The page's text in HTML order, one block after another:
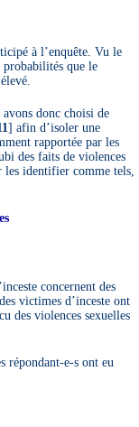
à l’enquête. Vu le
probabilités que le
donc choisi de
] afin d’isoler une
rapportée par les
des faits de violences
les identifier comme tels,
concernent des
victimes d’inceste ont
des violences sexuelles
répondant-e-s ont eu